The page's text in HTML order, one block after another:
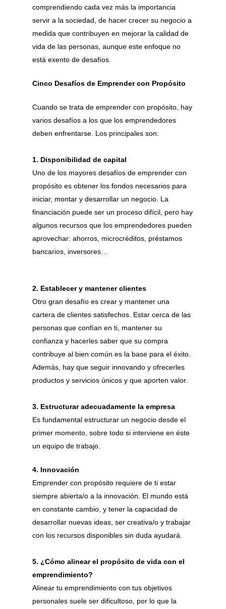
comprendiendo cada vez más la importancia
servir a la sociedad, de hacer crecer su negocio a
medida que contribuyen en mejorar la calidad de
vida de las personas, aunque este enfoque no
está exento de desafíos.
Cinco Desafíos de Emprender con Propósito
Cuando se trata de emprender con propósito, hay
varios desafíos a los que los emprendedores
deben enfrentarse. Los principales son:
1. Disponibilidad de capital
Uno de los mayores desafíos de emprender con
propósito es obtener los fondos necesarios para
iniciar, montar y desarrollar un negocio. La
financiación puede ser un proceso difícil, pero hay
algunos recursos que los emprendedores pueden
aprovechar: ahorros, microcréditos, préstamos
bancarios, inversores…
2. Establecer y mantener clientes
Otro gran desafío es crear y mantener una
cartera de clientes satisfechos. Estar cerca de las
personas que confían en ti, mantener su
confianza y hacerles saber que su compra
contribuye al bien común es la base para el éxito.
Además, hay que seguir innovando y ofrecerles
productos y servicios únicos y que aporten valor.
3. Estructurar adecuadamente la empresa
Es fundamental estructurar un negocio desde el
primer momento, sobre todo si interviene en éste
un equipo de trabajo.
4. Innovación
Emprender con propósito requiere de ti estar
siempre abierta/o a la innovación. El mundo está
en constante cambio, y tener la capacidad de
desarrollar nuevas ideas, ser creativa/o y trabajar
con los recursos disponibles sin duda ayudará.
5. ¿Cómo alinear el propósito de vida con el
emprendimiento?
Alinear tu emprendimiento con tus objetivos
personales suele ser dificultoso, por lo que la